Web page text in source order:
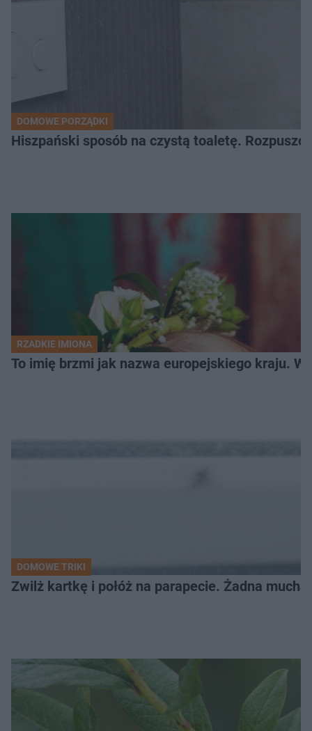
DOMOWE PORZĄDKI
Hiszpański sposób na czystą toaletę.
RZADKIE IMIONA
To imię brzmi jak nazwa europejskiego kraju.
DOMOWE TRIKI
Zwilż kartkę i połóż na parapecie. Żadna